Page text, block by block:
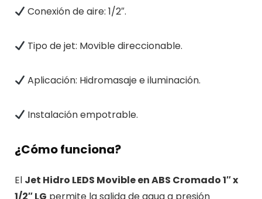
Conexión de aire: 1/2″.
Tipo de jet: Movible direccionable.
Aplicación: Hidromasaje e iluminación.
Instalación empotrable.
¿Cómo funciona?
El Jet Hidro LEDS Movible en ABS Cromado 1″ x